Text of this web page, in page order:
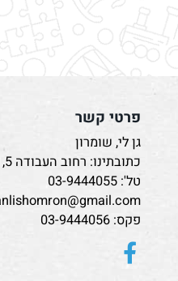
פרטי קשר
גן לי, שומרון
כתובתינו: רחוב העבודה 5, אריאל
טל':03-9444055
ganlishomron@gmail.com
פקס: 03-9444056